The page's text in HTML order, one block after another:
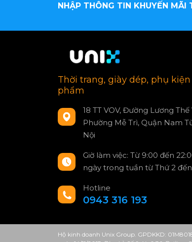
NHẬP THÔNG TIN KHUYẾN MÃI
Thời trang, giày dép, phụ
phẩm
18 TT VOV, Đường Lương Thế
Phường Mễ Trì, Quận Nam
Nội
Giờ làm việc: Từ 9:00 đến
ngày trong tuần từ Thứ 2
Hotline
0943 316 193
Hộ kinh doanh Unix Group. GPDKKD: